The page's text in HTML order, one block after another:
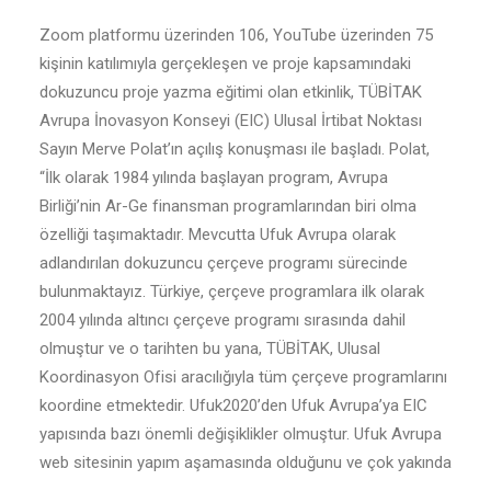
Zoom platformu üzerinden 106, YouTube üzerinden 75
kişinin katılımıyla gerçekleşen ve proje kapsamındaki
dokuzuncu proje yazma eğitimi olan etkinlik, TÜBİTAK
Avrupa İnovasyon Konseyi (EIC) Ulusal İrtibat Noktası
Sayın Merve Polat’ın açılış konuşması ile başladı. Polat,
“İlk olarak 1984 yılında başlayan program, Avrupa
Birliği’nin Ar-Ge finansman programlarından biri olma
özelliği taşımaktadır. Mevcutta Ufuk Avrupa olarak
adlandırılan dokuzuncu çerçeve programı sürecinde
bulunmaktayız. Türkiye, çerçeve programlara ilk olarak
2004 yılında altıncı çerçeve programı sırasında dahil
olmuştur ve o tarihten bu yana, TÜBİTAK, Ulusal
Koordinasyon Ofisi aracılığıyla tüm çerçeve programlarını
koordine etmektedir. Ufuk2020’den Ufuk Avrupa’ya EIC
yapısında bazı önemli değişiklikler olmuştur. Ufuk Avrupa
web sitesinin yapım aşamasında olduğunu ve çok yakında